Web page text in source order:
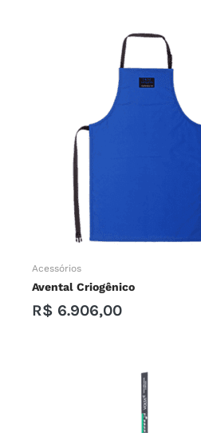
Acessórios
Avental Criogênico
R$ 6.906,00